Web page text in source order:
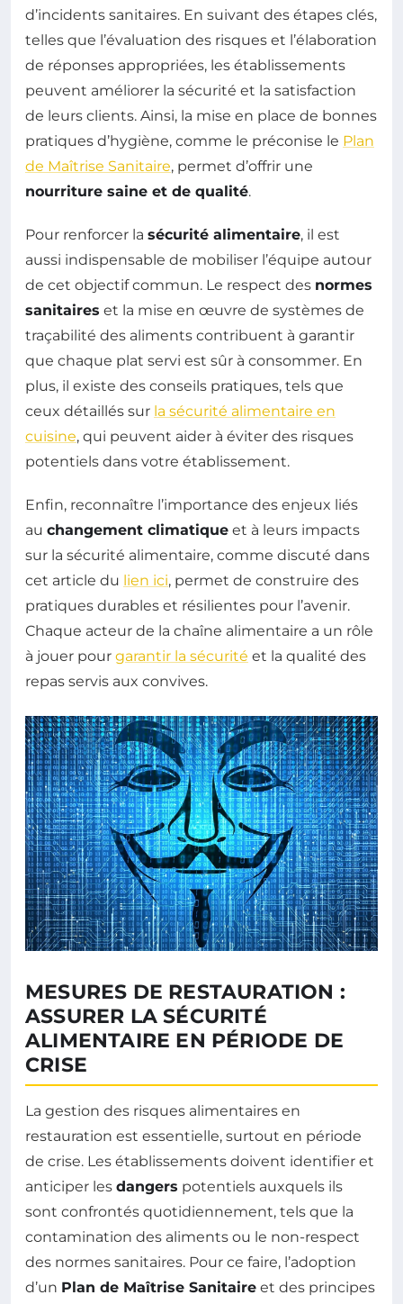
d’incidents sanitaires. En suivant des étapes clés,
telles que l’évaluation des risques et l’élaboration
de réponses appropriées, les établissements
peuvent améliorer la sécurité et la satisfaction
de leurs clients. Ainsi, la mise en place de bonnes
pratiques d’hygiène, comme le préconise le Plan
de Maîtrise Sanitaire, permet d’offrir une
nourriture saine et de qualité.
Pour renforcer la sécurité alimentaire, il est
aussi indispensable de mobiliser l’équipe autour
de cet objectif commun. Le respect des normes
sanitaires et la mise en œuvre de systèmes de
traçabilité des aliments contribuent à garantir
que chaque plat servi est sûr à consommer. En
plus, il existe des conseils pratiques, tels que
ceux détaillés sur la sécurité alimentaire en
cuisine, qui peuvent aider à éviter des risques
potentiels dans votre établissement.
Enfin, reconnaître l’importance des enjeux liés
au changement climatique et à leurs impacts
sur la sécurité alimentaire, comme discuté dans
cet article du lien ici, permet de construire des
pratiques durables et résilientes pour l’avenir.
Chaque acteur de la chaîne alimentaire a un rôle
à jouer pour garantir la sécurité et la qualité des
repas servis aux convives.
MESURES DE RESTAURATION :
ASSURER LA SÉCURITÉ
ALIMENTAIRE EN PÉRIODE DE
CRISE
La gestion des risques alimentaires en
restauration est essentielle, surtout en période
de crise. Les établissements doivent identifier et
anticiper les dangers potentiels auxquels ils
sont confrontés quotidiennement, tels que la
contamination des aliments ou le non-respect
des normes sanitaires. Pour ce faire, l’adoption
d’un Plan de Maîtrise Sanitaire et des principes